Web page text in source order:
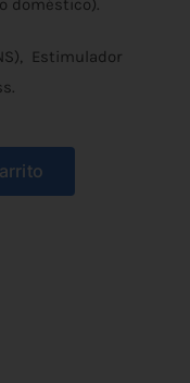
Estimulador